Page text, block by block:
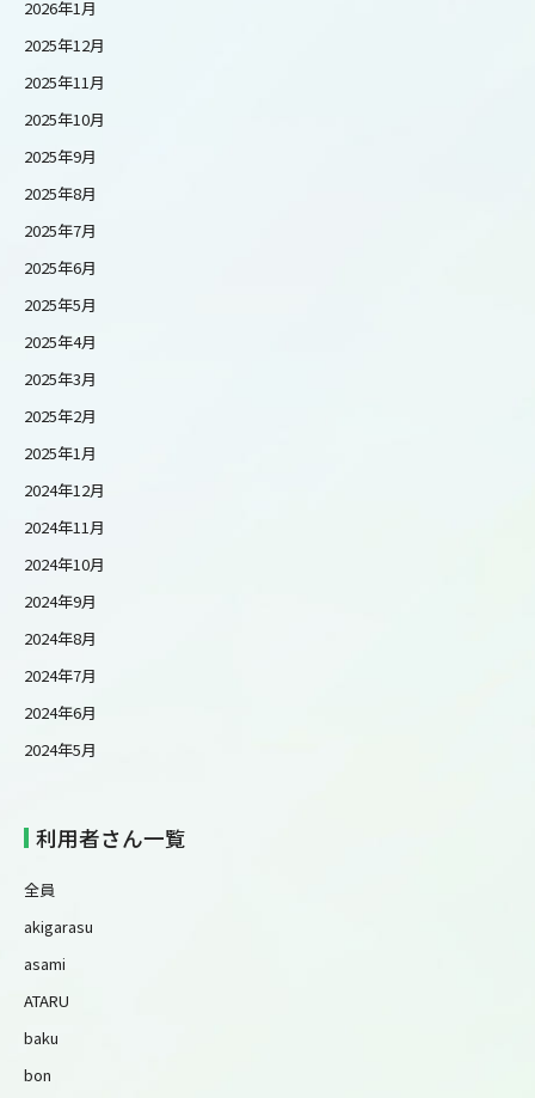
2026年1月
2025年12月
2025年11月
2025年10月
2025年9月
2025年8月
2025年7月
2025年6月
2025年5月
2025年4月
2025年3月
2025年2月
2025年1月
2024年12月
2024年11月
2024年10月
2024年9月
2024年8月
2024年7月
2024年6月
2024年5月
利用者さん一覧
全員
akigarasu
asami
ATARU
baku
bon